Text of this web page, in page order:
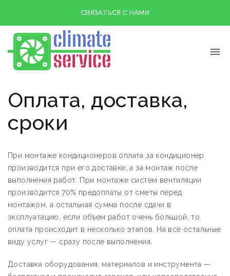
СВЯЗАТЬСЯ С НАМИ
Оплата, доставка,
сроки
При монтаже кондиционеров оплата за кондиционер
производится при его доставке, а за монтаж после
выполнения работ. При монтаже систем вентиляции
производится 70% предоплаты от сметы перед
монтажом, а остальная сумма после сдачи в
эксплуатацию, если объем работ очень большой, то
оплата происходит в несколько этапов. На все остальные
виду услуг — сразу после выполнения.
Доставка оборудования, материалов и инструмента —